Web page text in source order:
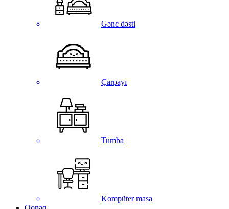
Gənc dəsti
Çarpayı
Tumba
Kompüter masa